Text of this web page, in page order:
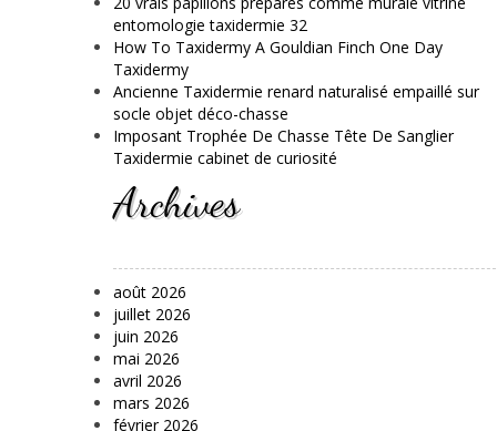
entomologie taxidermie 32
How To Taxidermy A Gouldian Finch One Day
Taxidermy
Ancienne Taxidermie renard naturalisé empaillé sur
socle objet déco-chasse
Imposant Trophée De Chasse Tête De Sanglier
Taxidermie cabinet de curiosité
Archives
août 2026
juillet 2026
juin 2026
mai 2026
avril 2026
mars 2026
février 2026